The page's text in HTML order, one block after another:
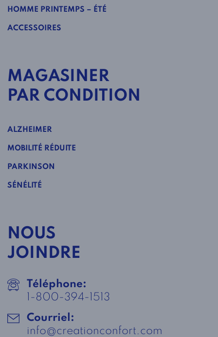
HOMME PRINTEMPS – ÉTÉ
ACCESSOIRES
MAGASINER
PAR CONDITION
ALZHEIMER
MOBILITÉ RÉDUITE
PARKINSON
SÉNÉLITÉ
NOUS
JOINDRE
Téléphone:
1-800-394-1513
Courriel:
info@creationconfort.com